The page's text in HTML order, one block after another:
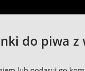
do piwa